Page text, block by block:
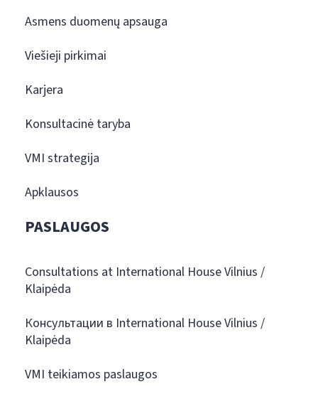
Asmens duomenų apsauga
Viešieji pirkimai
Karjera
Konsultacinė taryba
VMI strategija
Apklausos
PASLAUGOS
Consultations at International House Vilnius /
Klaipėda
Консультации в International House Vilnius /
Klaipėda
VMI teikiamos paslaugos